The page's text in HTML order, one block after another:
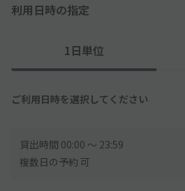
◇道路沿いに面した駐車場ですので、
◇駐車場周辺には学校がございます。
利用日時の指定
1日単位
ご利用日時を選択してください
貸出時間 00:00 〜 23:59
複数日の予約 可